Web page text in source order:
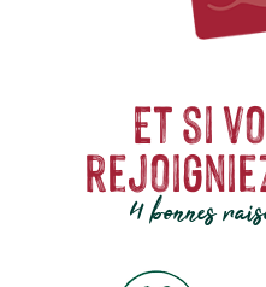
Et si
4 bonnes